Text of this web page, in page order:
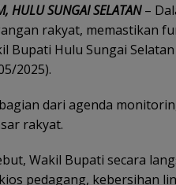
HULU SUNGAI SELATAN–
rakyat, memastikan
Bupati Hulu Sungai
2025).
dari agenda
rakyat.
Wakil Bupati secara
pedagang, kebersihan